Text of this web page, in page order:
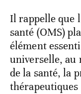
Il rappelle que
santé (OMS)
élément
universelle, au
de la santé, la